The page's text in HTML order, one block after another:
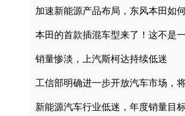
销量惨淡，上汽斯柯达持续低迷
新能源汽车行业低迷，年度销量目